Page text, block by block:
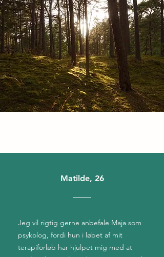
Matilde, 26
Jeg vil rigtig gerne anbefale Maja som
psykolog, fordi hun i løbet af mit
terapiforløb har hjulpet mig med at